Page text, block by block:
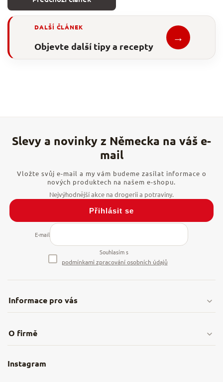
DALŠÍ ČLÁNEK
Objevte další tipy a recepty
→
Informace pro vás
Obchodní podmínky
Nejčastější dotazy
Vložte svůj e-mail a my vám budeme zasílat informace o
nových produktech na našem e-shopu.
E-mail
Souhlasím s
podmínkami zpracování osobních údajů
Přihlásit se
Instagram
O firmě